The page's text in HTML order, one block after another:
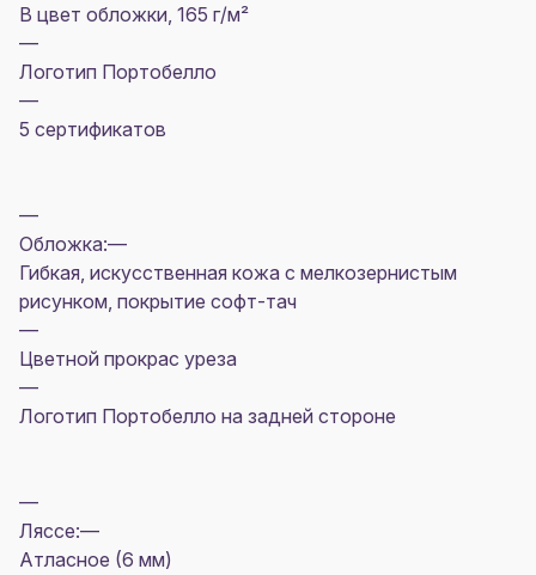
В цвет обложки, 165 г/м²
—
Логотип Портобелло
—
5 сертификатов
—
Обложка:—
Гибкая, искусственная кожа с мелкозернистым
рисунком, покрытие софт-тач
—
Цветной прокрас уреза
—
Логотип Портобелло на задней стороне
—
Ляссе:—
Атласное (6 мм)